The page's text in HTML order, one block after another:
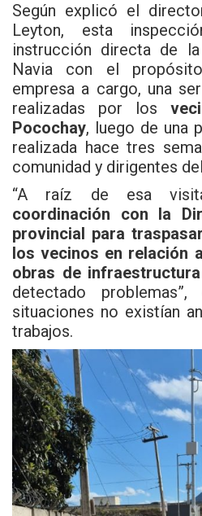
Según explicó el
Leyton, esta
instrucción directa de
Navia con el
empresa a cargo, una
realizadas por los
Pocochay, luego de una
realizada hace tres
comunidad y dirigentes
“A raíz de esa
coordinación con la
provincial para
los vecinos en relación
obras de
detectado
situaciones no existían
trabajos.